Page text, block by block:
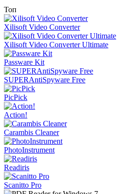
Топ
Xilisoft Video Converter
Xilisoft Video Converter Ultimate
Passware Kit
SUPERAntiSpyware Free
PicPick
Action!
Carambis Cleaner
PhotoInstrument
Readiris
Scanitto Pro